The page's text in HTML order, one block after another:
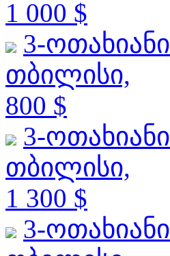
1 000 $
3-ოთახიანი
თბილისი,
800 $
3-ოთახიანი
თბილისი,
1 300 $
3-ოთახიანი